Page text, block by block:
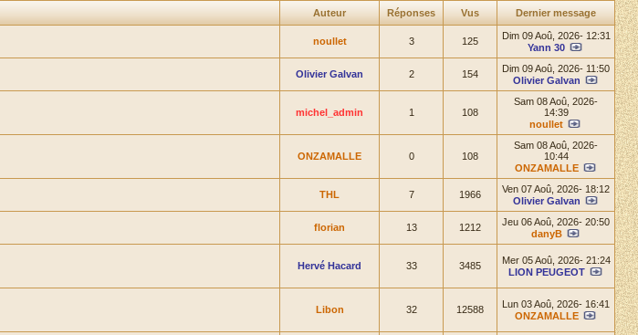
Auteur Réponses Vus Dernier message
noullet 3 125
Dim 09 Aoû, 2026- 12:31
Yann 30
Olivier Galvan 2 154
Dim 09 Aoû, 2026- 11:50
Olivier Galvan
michel_admin 1 108
Sam 08 Aoû, 2026-
14:39
noullet
ONZAMALLE 0 108
Sam 08 Aoû, 2026-
10:44
ONZAMALLE
THL 7 1966
Ven 07 Aoû, 2026- 18:12
Olivier Galvan
florian 13 1212
Jeu 06 Aoû, 2026- 20:50
danyB
Hervé Hacard 33 3485
Mer 05 Aoû, 2026- 21:24
LION PEUGEOT
Libon 32 12588
Lun 03 Aoû, 2026- 16:41
ONZAMALLE